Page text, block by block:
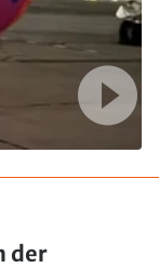
der